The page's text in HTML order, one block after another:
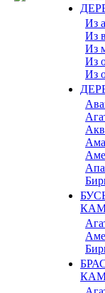
Из
Из
Из
Из
Из